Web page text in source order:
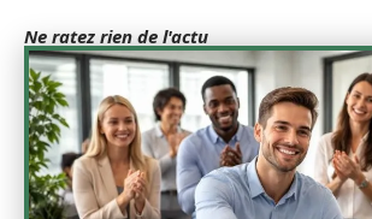
Ne ratez rien de l'actu